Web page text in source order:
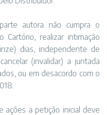
autora não cumpra o
realizar intimação
dias, independente de
(invalidar) a juntada
ou em desacordo com o
ações a petição inicial deve